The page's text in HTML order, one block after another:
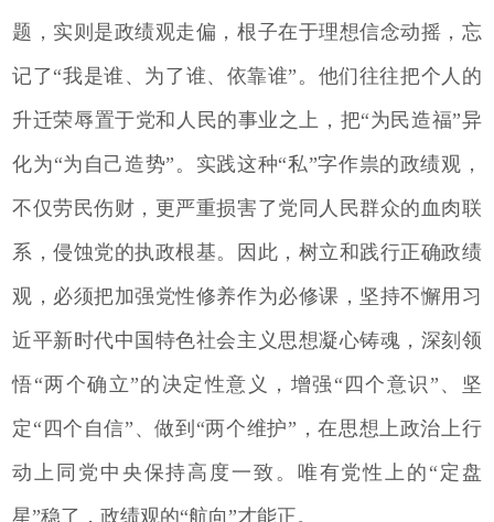
题，实则是政绩观走偏，根子在于理想信念动摇，忘
记了“我是谁、为了谁、依靠谁”。他们往往把个人的
升迁荣辱置于党和人民的事业之上，把“为民造福”异
化为“为自己造势”。实践这种“私”字作祟的政绩观，
不仅劳民伤财，更严重损害了党同人民群众的血肉联
系，侵蚀党的执政根基。因此，树立和践行正确政绩
观，必须把加强党性修养作为必修课，坚持不懈用习
近平新时代中国特色社会主义思想凝心铸魂，深刻领
悟“两个确立”的决定性意义，增强“四个意识”、坚
定“四个自信”、做到“两个维护”，在思想上政治上行
动上同党中央保持高度一致。唯有党性上的“定盘
星”稳了，政绩观的“航向”才能正。